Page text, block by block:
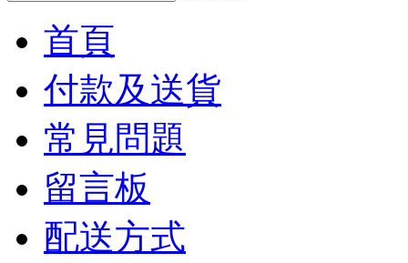
首頁
付款及送貨
常見問題
留言板
配送方式